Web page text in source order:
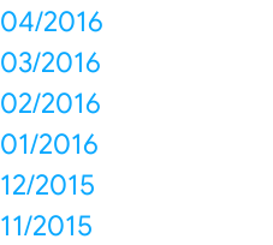
04/2016
03/2016
02/2016
01/2016
12/2015
11/2015